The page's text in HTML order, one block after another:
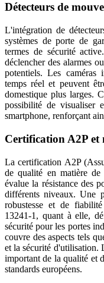
Détecteurs de
L'intégration de
systèmes de porte de
termes de sécurité
déclencher des alarmes
potentiels. Les caméras
temps réel et peuvent
domestique plus larges.
possibilité de visualiser
smartphone, renforçant
Certification A2P et
La certification A2P
de qualité en matière
évalue la résistance des
différents niveaux. Une
robustesse et de
13241-1, quant à elle,
sécurité pour les portes
couvre des aspects tels
et la sécurité d'utilisation.
important de la qualité et
standards européens.